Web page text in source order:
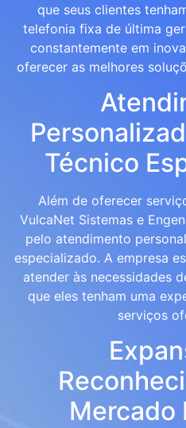
que seus clientes
telefonia fixa de última
constantemente em
oferecer as melhores
Técnico
Além de oferecer
VulcaNet Sistemas e
pelo atendimento
especializado. A empresa
atender às necessidades
que eles tenham uma
serviços
Mercado